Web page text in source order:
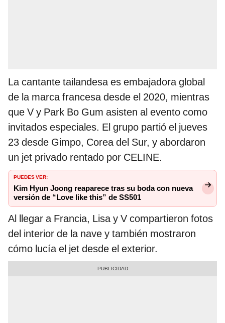
La cantante tailandesa es embajadora global
de la marca francesa desde el 2020, mientras
que V y Park Bo Gum asisten al evento como
invitados especiales. El grupo partió el jueves
23 desde Gimpo, Corea del Sur, y abordaron
un jet privado rentado por CELINE.
PUEDES VER:
Kim Hyun Joong reaparece tras su boda con nueva
versión de “Love like this” de SS501
Al llegar a Francia, Lisa y V compartieron fotos
del interior de la nave y también mostraron
cómo lucía el jet desde el exterior.